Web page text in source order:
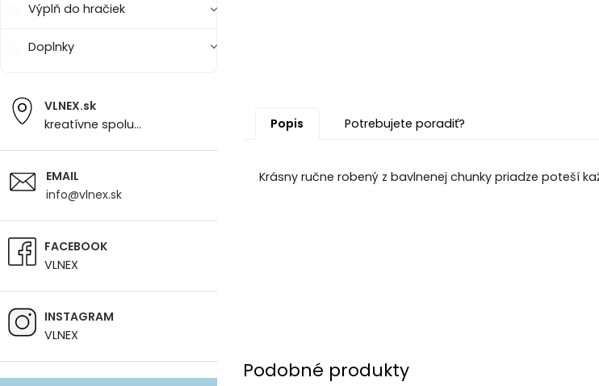
Výplň do hračiek
Doplnky
VLNEX.sk
kreatívne spolu...
EMAIL
info@vlnex.sk
FACEBOOK
VLNEX
INSTAGRAM
VLNEX
Popis Potrebujete poradiť?
Krásny ručne robený z bavlnenej chunky priadze poteší
Podobné produkty